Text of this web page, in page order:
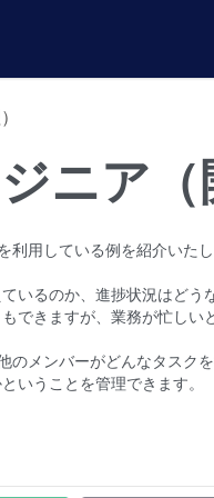
ニア（
用している例を紹介いたし
いるのか、進捗状況はどう
できますが、業務が忙しい
メンバーがどんなタスクを
いうことを管理できます。